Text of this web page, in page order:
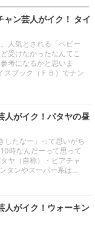
ン芸人がイク！ タイ
人気とされる「ベビー
受けなかったなんてこ
考になるかと思いま
スブック（ＦＢ）でナン
人がイク！パタヤの昼
したなー」って思いがち
時なんだーって思って
ヤ（自称）・ビアチャ
タンやスーパー系は…
人がイク！ウォーキン